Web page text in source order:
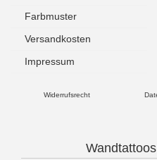
Farbmuster
Versandkosten
Impressum
Widerrufsrecht